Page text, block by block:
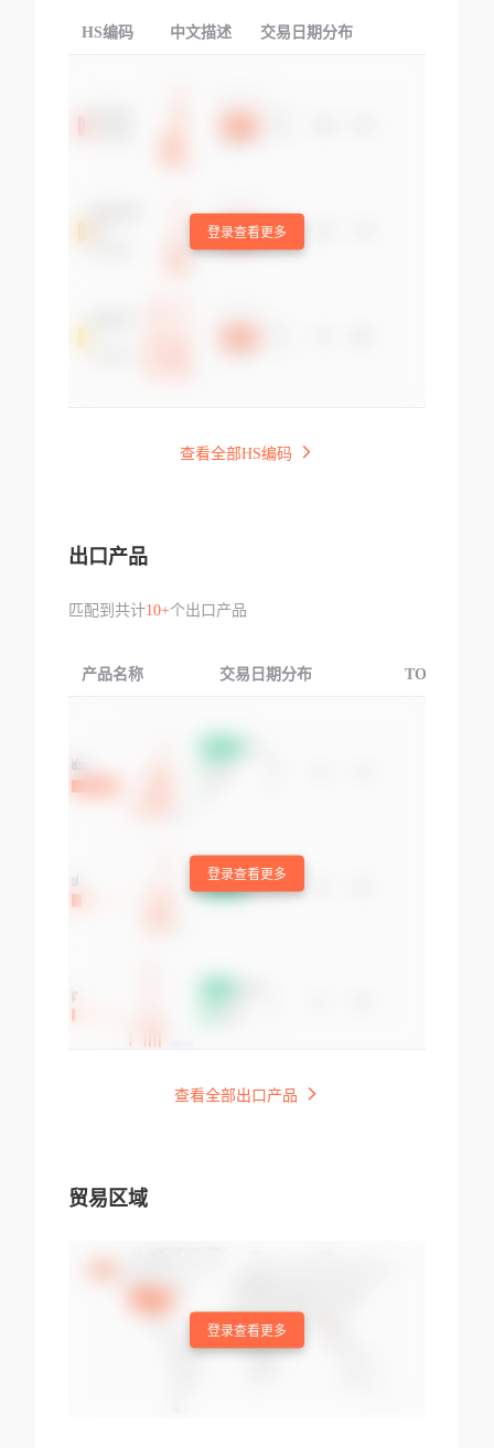
HS编码 中文描述 交易日期分布
登录查看更多
查看全部HS编码
出口产品
匹配到共计10+个出口产品
产品名称 交易日期分布 TOP3交易国
登录查看更多
查看全部出口产品
贸易区域
登录查看更多